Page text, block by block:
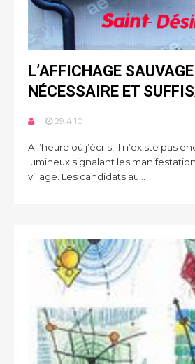
L’AFFICHAGE
NÉCESSAIRE ET
29.4.10
A l’heure où j’écris, il n’existe pas
lumineux signalant les
village. Les candidats au...